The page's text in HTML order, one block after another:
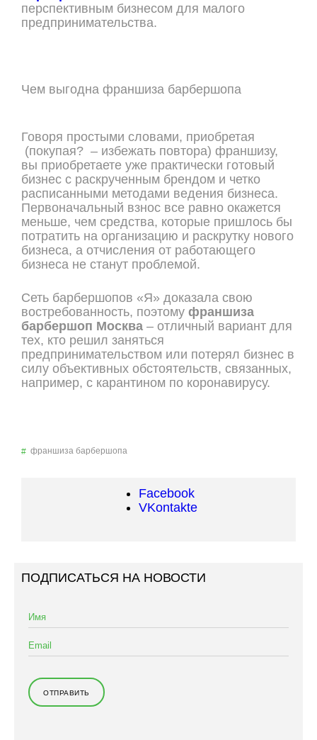
перспективным бизнесом для малого
предпринимательства.
Чем выгодна франшиза барбершопа
Говоря простыми словами, приобретая
(покупая? – избежать повтора) франшизу,
вы приобретаете уже практически готовый
бизнес с раскрученным брендом и четко
расписанными методами ведения бизнеса.
Первоначальный взнос все равно окажется
меньше, чем средства, которые пришлось бы
потратить на организацию и раскрутку нового
бизнеса, а отчисления от работающего
бизнеса не станут проблемой.
Сеть барбершопов «Я» доказала свою
востребованность, поэтому франшиза
барбершоп Москва – отличный вариант для
тех, кто решил заняться
предпринимательством или потерял бизнес в
силу объективных обстоятельств, связанных,
например, с карантином по коронавирусу.
франшиза барбершопа
Facebook
VKontakte
ПОДПИСАТЬСЯ НА НОВОСТИ